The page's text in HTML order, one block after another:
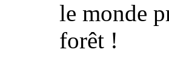
le monde
forêt !